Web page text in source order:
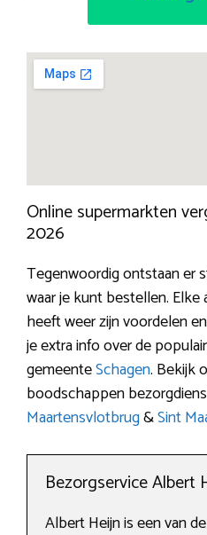
Online supermarkten
2026
Tegenwoordig ontstaan er
waar je kunt bestellen.
heeft weer zijn voordelen
je extra info over de
gemeenteSchagen. Bekijk
boodschappen
Maartensvlotbrug&Sint
Bezorgservice Albert
Albert Heijn is een van